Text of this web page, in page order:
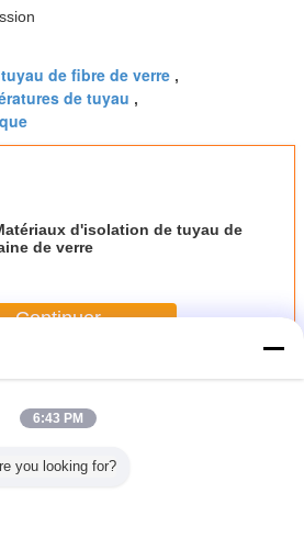
de fibre de verre ,
de tuyau ,
d'isolation de tuyau de
de verre
Continuer
laine de verre
6:43 PM
you looking for?